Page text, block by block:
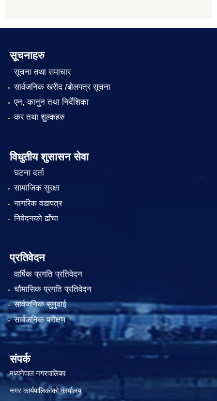
सूचनाहरु
सूचना तथा समाचार
सार्वजनिक खरीद /बोलपत्र सूचना
एन, कानुन तथा निर्देशिका
कर तथा शुल्कहरु
विधुतीय शुसासन सेवा
घटना दर्ता
सामाजिक सुरक्षा
नागरिक वडापत्र
निवेदनको ढाँचा
प्रतिवेदन
वार्षिक प्रगति प्रतिवेदन
चौमासिक प्रगति प्रतिवेदन
सार्वजनिक सुनुवाई
सार्वजनिक परीक्षण
संपर्क
मध्यनेपाल नगरपालिका
नगर कार्यपालिकाको कार्यालय